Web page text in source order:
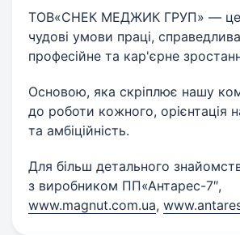
ТОВ«СНЕК МЕДЖИК ГРУП» — це
чудові умови праці,
професійне та кар'єрне
Основою, яка скріплює нашу
до роботи кожного, орієнтація
та амбіційність.
Для більш детального
з виробником ПП«Антарес-7″,
www.magnut.com.ua,